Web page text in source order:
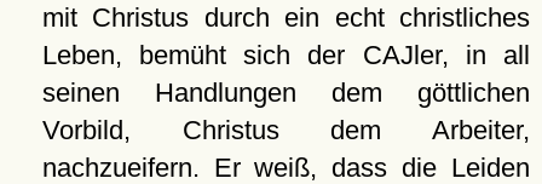
mit Christus durch ein echt christliches
Leben, bemüht sich der CAJler, in all
seinen Handlungen dem göttlichen
Vorbild, Christus dem Arbeiter,
nachzueifern. Er weiß, dass die Leiden